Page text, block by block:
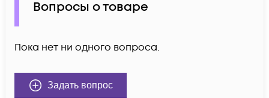
Вопросы о товаре
Пока нет ни одного вопроса.
Задать вопрос